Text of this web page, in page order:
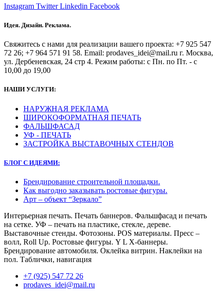
Instagram Twitter Linkedin Facebook
Идея. Дизайн. Реклама.
Свяжитесь с нами для реализации вашего проекта: +7 925 547
72 26; +7 964 571 91 58. Email: prodaves_idei@mail.ru г. Москва,
ул. Дербеневская, 24 стр 4. Режим работы: с Пн. по Пт. - с
10,00 до 19,00
НАШИ УСЛУГИ:
НАРУЖНАЯ РЕКЛАМА
ШИРОКОФОРМАТНАЯ ПЕЧАТЬ
ФАЛЬШФАСАД
УФ - ПЕЧАТЬ
ЗАСТРОЙКА ВЫСТАВОЧНЫХ СТЕНДОВ
БЛОГ С ИДЕЯМИ:
Брендирование строительной площадки.
Как выгодно заказывать ростовые фигуры.
Арт – объект “Зеркало”
Интерьерная печать. Печать баннеров. Фальшфасад и печать
на сетке. УФ – печать на пластике, стекле, дереве.
Выставочные стенды. Фотозоны. POS материалы. Пресс –
волл, Roll Up. Ростовые фигуры. Y L X-баннеры.
Брендирование автомобиля. Оклейка витрин. Наклейки на
пол. Таблички, навигация
+7 (925) 547 72 26
prodaves_idei@mail.ru